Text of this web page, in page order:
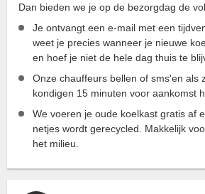
Dan bieden we je op de bezorgdag de
Je ontvangt een e-mail met een
weet je precies wanneer je nieuwe
en hoef je niet de hele dag thuis te
Onze chauffeurs bellen of sms'en als
kondigen 15 minuten voor aankomst
We voeren je oude koelkast gratis af
netjes wordt gerecycled. Makkelijk
het milieu.